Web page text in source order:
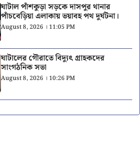
ঘাটাল পাঁশকুড়া সড়কে দাসপুর থানার
পাঁচবেড়িয়া এলাকায় ভয়াবহ পথ দুর্ঘটনা।
August 8, 2026 । 11:05 PM
ঘাটালের গৌরাতে বিদ্যুৎ গ্রাহকদের
সাংগঠনিক সভা
August 8, 2026 । 10:26 PM